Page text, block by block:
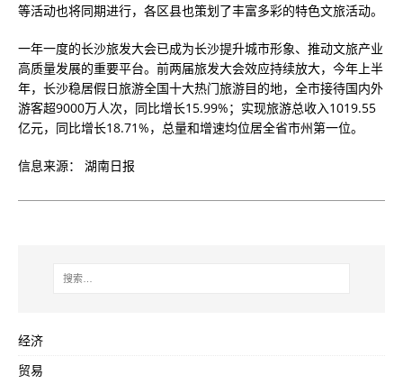
等活动也将同期进行，各区县也策划了丰富多彩的特色文旅活动。
一年一度的长沙旅发大会已成为长沙提升城市形象、推动文旅产业
高质量发展的重要平台。前两届旅发大会效应持续放大，今年上半
年，长沙稳居假日旅游全国十大热门旅游目的地，全市接待国内外
游客超9000万人次，同比增长15.99%；实现旅游总收入1019.55
亿元，同比增长18.71%，总量和增速均位居全省市州第一位。
信息来源： 湖南日报
经济
贸易